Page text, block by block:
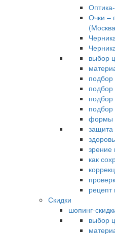
Очки –
выбор
подбор
подбор
формы
защита
зрение
как
рецепт
Скидки
шопинг-
выбор